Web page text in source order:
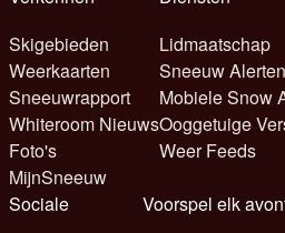
Skigebieden
Weerkaarten
Sneeuwrapport
Whiteroom Nieuws
Foto's
MijnSneeuw
Lidmaatschap
Sneeuw
Mobiele Snow
Ooggetuige
Weer Feeds
Sociale
Voorspel elk